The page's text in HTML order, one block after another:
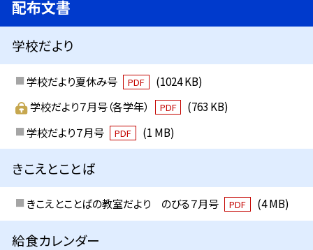
配布文書
学校だより
学校だより夏休み号 PDF
(1024 KB)
学校だより７月号（各学年）
PDF
(763 KB)
学校だより７月号
PDF (1 MB)
きこえとことば
きこえとことばの教室だより のびる７月号 PDF (4 MB)
給食カレンダー